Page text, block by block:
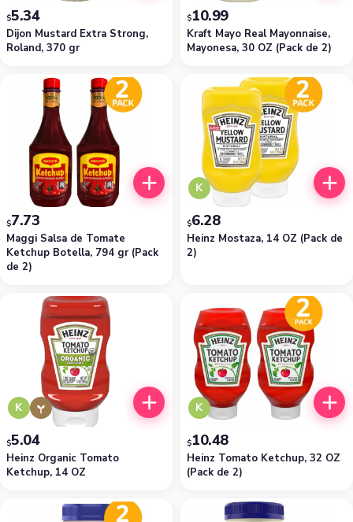
Dijon Mustard Extra Strong,
Roland, 370 gr
$5.34
Kraft Mayo Real Mayonnaise,
Mayonesa, 30 OZ (Pack de 2)
$10.99
Maggi Salsa de Tomate
Ketchup Botella, 794 gr (Pack
de 2)
$7.73
K
Heinz Mostaza, 14 OZ (Pack de
2)
$6.28
K
Heinz Organic Tomato
Ketchup, 14 OZ
$5.04
K
Heinz Tomato Ketchup, 32 OZ
(Pack de 2)
$10.48